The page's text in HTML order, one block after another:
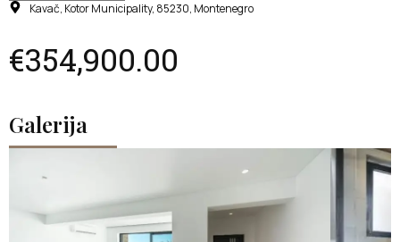
Kavač, Kotor Municipality, 85230, Montenegro
€354,900.00
Galerija